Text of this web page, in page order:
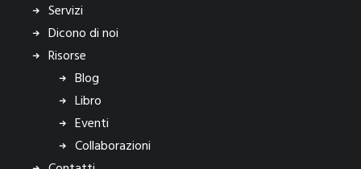
Servizi
Dicono di noi
Risorse
Blog
Libro
Eventi
Collaborazioni